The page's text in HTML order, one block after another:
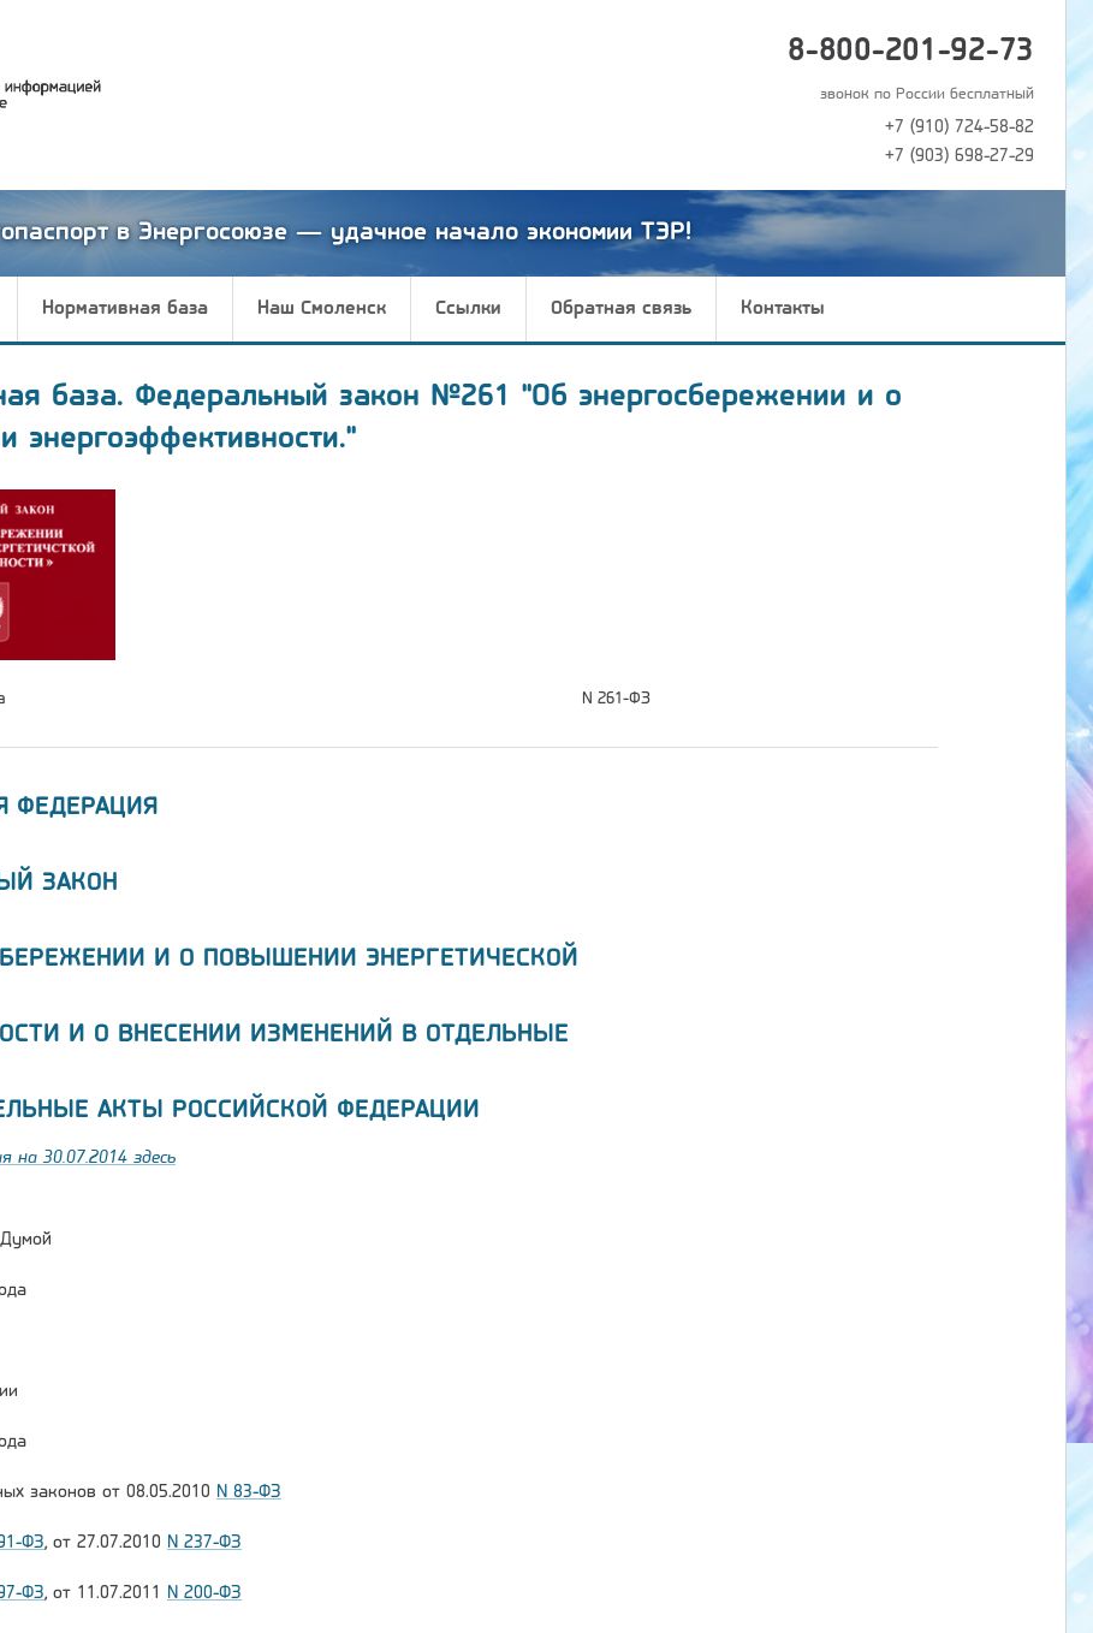
8-800-201-92-73
звонок по России бесплатный
+7 (910) 724-58-82
+7 (903) 698-27-29
в Энергосоюзе — удачное начало экономии ТЭР!
Нормативная база Наш Смоленск Ссылки Обратная связь Контакты
база. Федеральный закон №261 "Об энергосбережении и о
энергоэффективности."
N 261-ФЗ
ФЕДЕРАЦИЯ
ЗАКОН
И О ПОВЫШЕНИИ ЭНЕРГЕТИЧЕСКОЙ
И О ВНЕСЕНИИ ИЗМЕНЕНИЙ В ОТДЕЛЬНЫЕ
АКТЫ РОССИЙСКОЙ ФЕДЕРАЦИИ
на 30.07.2014 здесь
законов от 08.05.2010 N 83-ФЗ
ФЗ, от 27.07.2010 N 237-ФЗ
ФЗ, от 11.07.2011 N 200-ФЗ